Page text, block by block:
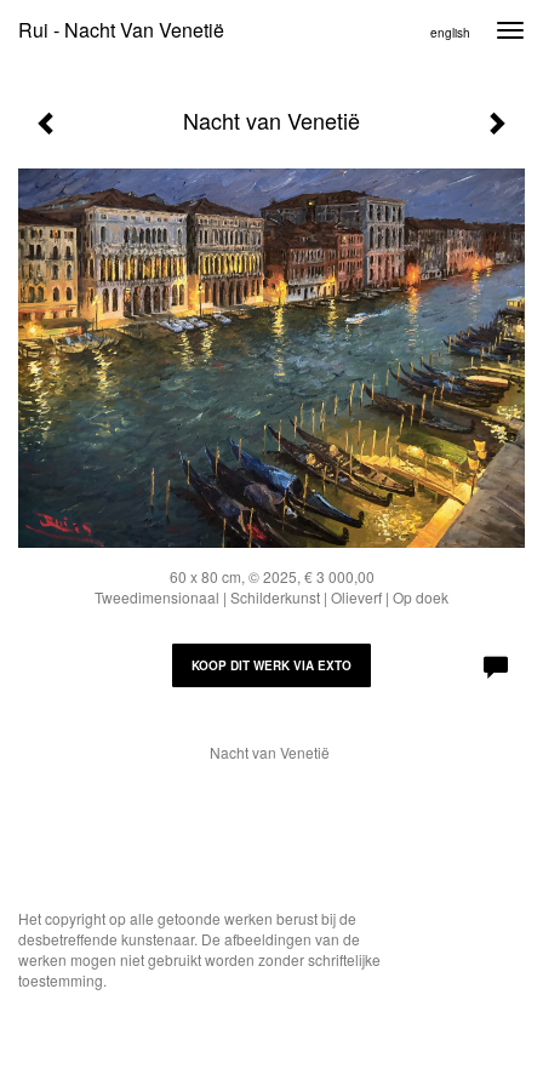
Rui - Nacht Van Venetië english
Nacht van Venetië
60 x 80 cm, © 2025, € 3 000,00
Tweedimensionaal | Schilderkunst | Olieverf | Op doek
KOOP DIT WERK VIA EXTO
Nacht van Venetië
Het copyright op alle getoonde werken berust bij de
desbetreffende kunstenaar. De afbeeldingen van de
werken mogen niet gebruikt worden zonder schriftelijke
toestemming.